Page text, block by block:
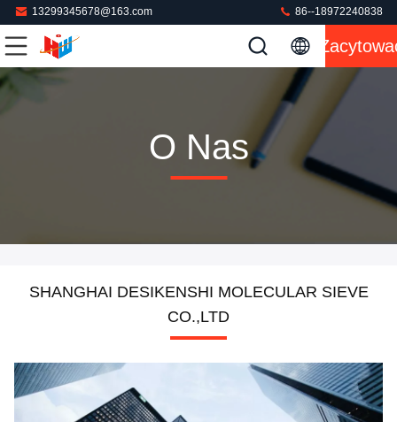
13299345678@163.com 86--18972240838
O Nas
SHANGHAI DESIKENSHI MOLECULAR SIEVE
CO.,LTD